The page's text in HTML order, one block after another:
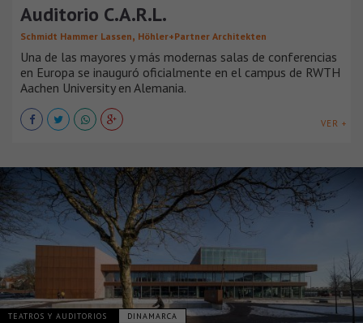
Auditorio C.A.R.L.
Schmidt Hammer Lassen, Höhler+Partner Architekten
Una de las mayores y más modernas salas de conferencias
en Europa se inauguró oficialmente en el campus de RWTH
Aachen University en Alemania.
VER +
TEATROS Y AUDITORIOS DINAMARCA